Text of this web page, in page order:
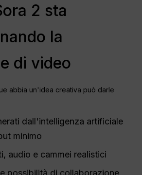
2 sta
la
di video
abbia un'idea creativa può darle
dall'intelligenza artificiale
minimo
audio e cammei realistici
possibilità di collaborazione